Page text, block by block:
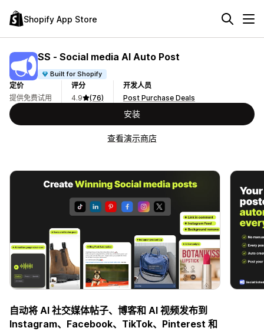
Shopify App Store
SS ‑ Social media AI Auto Post
Built for Shopify
定价
提供免费试用
评分
4.9
(76)
开发人员
Post Purchase Deals
安装
查看演示商店
自动将 AI 社交媒体帖子、博客和 AI 视频发布到
Instagram、Facebook、TikTok、Pinterest 和